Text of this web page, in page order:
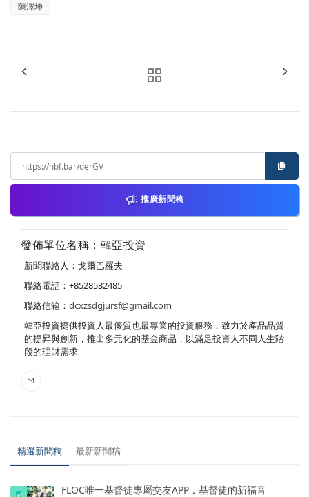
陳澤坤
推廣新聞稿
發佈單位名稱：韓亞投資
新聞聯絡人：戈爾巴羅夫
聯絡電話：+8528532485
聯絡信箱： dcxzsdgjursf@gmail.com
韓亞投資提供投資人最優質也最專業的投資服務，致力於產品品質
的提昇與創新，推出多元化的基金商品，以滿足投資人不同人生階
段的理財需求
精選新聞稿 最新新聞稿
FLOC唯一基督徒專屬交友APP，基督徒的新福音